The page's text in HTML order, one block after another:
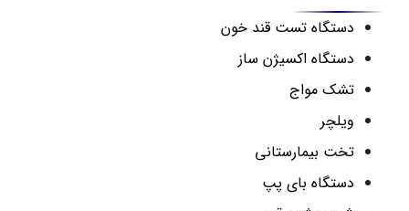
دستگاه تست قند خون
دستگاه اکسیژن ساز
تشک مواج
ویلچر
تخت بیمارستانی
دستگاه بای پپ